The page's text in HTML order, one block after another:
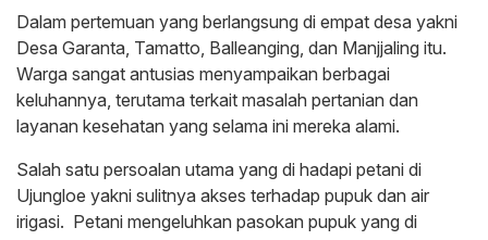
Dalam pertemuan yang berlangsung di empat desa yakni
Desa Garanta, Tamatto, Balleanging, dan Manjjaling itu.
Warga sangat antusias menyampaikan berbagai
keluhannya, terutama terkait masalah pertanian dan
layanan kesehatan yang selama ini mereka alami.
Salah satu persoalan utama yang di hadapi petani di
Ujungloe yakni sulitnya akses terhadap pupuk dan air
irigasi. Petani mengeluhkan pasokan pupuk yang di